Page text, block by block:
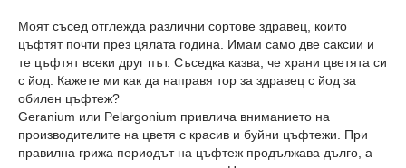
Моят съсед отглежда различни сортове здравец, които
цъфтят почти през цялата година. Имам само две саксии и
те цъфтят всеки друг път. Съседка казва, че храни цветята си
с йод. Кажете ми как да направя тор за здравец с йод за
обилен цъфтеж?
Geranium или Pelargonium привлича вниманието на
производителите на цветя с красив и буйни цъфтежи. При
правилна грижа периодът на цъфтеж продължава дълго, а